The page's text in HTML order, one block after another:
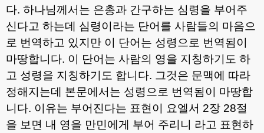
다. 하나님께서는 은총과 간구하는 심령을 부어주
신다고 하는데 심령이라는 단어를 사람들의 마음으
로 번역하고 있지만 이 단어는 성령으로 번역됨이
마땅합니다. 이 단어는 사람의 영을 지칭하기도 하
고 성령을 지칭하기도 합니다. 그것은 문맥에 따라
정해지는데 본문에서는 성령으로 번역됨이 마땅합
니다. 이유는 부어진다는 표현이 요엘서 2장 28절
을 보면 내 영을 만민에게 부어 주리니 라고 표현하